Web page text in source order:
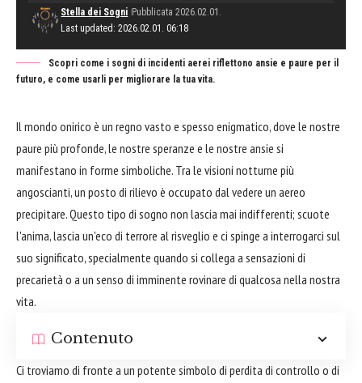
Last updated: 2026.02.01. 06:18
Stella dei Sogni Pubblicata 2026.02.01.
Scopri come i sogni di incidenti aerei riflettono ansie e paure per il
futuro, e come usarli per migliorare la tua vita.
Il mondo onirico è un regno vasto e spesso enigmatico, dove le nostre
paure più profonde, le nostre speranze e le nostre ansie si
manifestano in forme simboliche. Tra le visioni notturne più
angoscianti, un posto di rilievo è occupato dal vedere un aereo
precipitare. Questo tipo di sogno non lascia mai indifferenti; scuote
l'anima, lascia un'eco di terrore al risveglio e ci spinge a interrogarci sul
suo significato, specialmente quando si collega a sensazioni di
precarietà o a un senso di imminente rovinare di qualcosa nella nostra
vita.
Contenuto
Ci troviamo di fronte a un potente simbolo di perdita di controllo o di